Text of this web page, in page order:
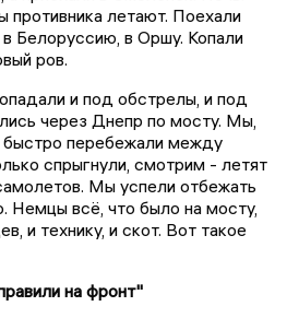
противника летают. Поехали
Белоруссию, в Оршу. Копали
ров.
и под обстрелы, и под
через Днепр по мосту. Мы,
быстро перебежали между
спрыгнули, смотрим - летят
Мы успели отбежать
Немцы всё, что было на мосту,
и технику, и скот. Вот такое
на фронт"